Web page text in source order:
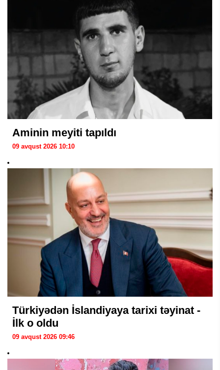
Aminin meyiti tapıldı
09 avqust 2026 10:10
Türkiyədən İslandiyaya tarixi təyinat -
İlk o oldu
09 avqust 2026 09:46